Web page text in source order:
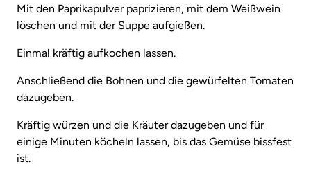
Mit den Paprikapulver paprizieren, mit dem Weißwein
löschen und mit der Suppe aufgießen.
Einmal kräftig aufkochen lassen.
Anschließend die Bohnen und die gewürfelten Tomaten
dazugeben.
Kräftig würzen und die Kräuter dazugeben und für
einige Minuten köcheln lassen, bis das Gemüse bissfest
ist.